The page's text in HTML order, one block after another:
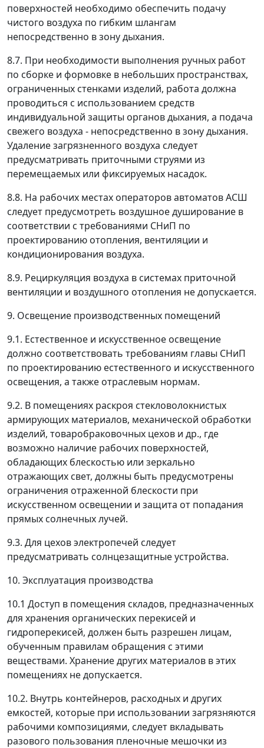
поверхностей необходимо обеспечить подачу
чистого воздуха по гибким шлангам
непосредственно в зону дыхания.
8.7. При необходимости выполнения ручных работ
по сборке и формовке в небольших пространствах,
ограниченных стенками изделий, работа должна
проводиться с использованием средств
индивидуальной защиты органов дыхания, а подача
свежего воздуха - непосредственно в зону дыхания.
Удаление загрязненного воздуха следует
предусматривать приточными струями из
перемещаемых или фиксируемых насадок.
8.8. На рабочих местах операторов автоматов АСШ
следует предусмотреть воздушное душирование в
соответствии с требованиями СНиП по
проектированию отопления, вентиляции и
кондиционирования воздуха.
8.9. Рециркуляция воздуха в системах приточной
вентиляции и воздушного отопления не допускается.
9. Освещение производственных помещений
9.1. Естественное и искусственное освещение
должно соответствовать требованиям главы СНиП
по проектированию естественного и искусственного
освещения, а также отраслевым нормам.
9.2. В помещениях раскроя стекловолокнистых
армирующих материалов, механической обработки
изделий, товаробраковочных цехов и др., где
возможно наличие рабочих поверхностей,
обладающих блескостью или зеркально
отражающих свет, должны быть предусмотрены
ограничения отраженной блескости при
искусственном освещении и защита от попадания
прямых солнечных лучей.
9.3. Для цехов электропечей следует
предусматривать солнцезащитные устройства.
10. Эксплуатация производства
10.1 Доступ в помещения складов, предназначенных
для хранения органических перекисей и
гидроперекисей, должен быть разрешен лицам,
обученным правилам обращения с этими
веществами. Хранение других материалов в этих
помещениях не допускается.
10.2. Внутрь контейнеров, расходных и других
емкостей, которые при использовании загрязняются
рабочими композициями, следует вкладывать
разового пользования пленочные мешочки из